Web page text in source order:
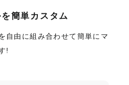
簡単カスタム
自由に組み合わせて簡単にマ
!